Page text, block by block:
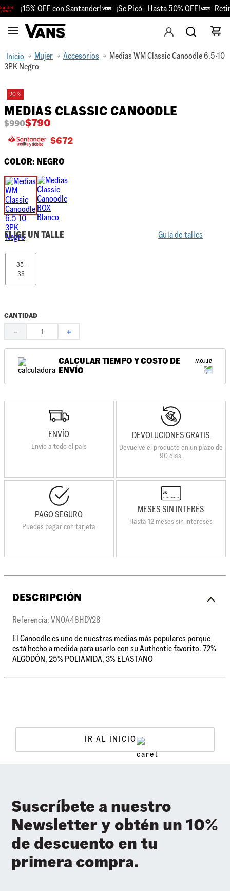
¡15% OFF con Santander! ¡Se Picó - Hasta 50% OFF!
Mujer Accesorios
Medias WM Classic Canoodle 6.5-10
3PK Negro
20 %
MEDIAS CLASSIC CANOODLE
$790
$990
$672
COLOR: NEGRO
ELIGE UN TALLE Guía de talles
35-
38
CANTIDAD
＋
－
CALCULAR TIEMPO Y COSTO DE
ENVÍO
ENVÍO
Envio a todo el país
DEVOLUCIONES GRATIS
Devuelve el producto en un plazo de
90 días.
PAGO SEGURO
Puedes pagar con tarjeta
MESES SIN INTERÉS
Hasta 12 meses sin intereses
DESCRIPCIÓN
Referencia: VN0A48HDY28
El Canoodle es uno de nuestras medias más populares porque
está hecho a medida para usarlo con su Authentic favorito. 72%
ALGODÓN, 25% POLIAMIDA, 3% ELASTANO
IR AL INICIO
Suscríbete a nuestro
Newsletter y obtén un 10%
de descuento en tu
primera compra.